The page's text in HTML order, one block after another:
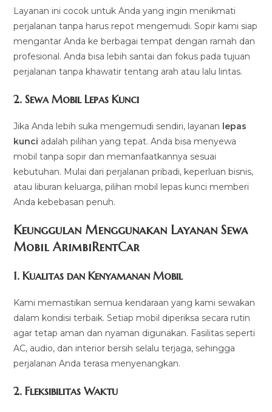
Layanan ini cocok untuk Anda yang ingin menikmati
perjalanan tanpa harus repot mengemudi. Sopir kami siap
mengantar Anda ke berbagai tempat dengan ramah dan
profesional. Anda bisa lebih santai dan fokus pada tujuan
perjalanan tanpa khawatir tentang arah atau lalu lintas.
2.Sewa Mobil Lepas Kunci
Jika Anda lebih suka mengemudi sendiri, layanan lepas
kunci adalah pilihan yang tepat. Anda bisa menyewa
mobil tanpa sopir dan memanfaatkannya sesuai
kebutuhan. Mulai dari perjalanan pribadi, keperluan bisnis,
atau liburan keluarga, pilihan mobil lepas kunci memberi
Anda kebebasan penuh.
Keunggulan Menggunakan Layanan Sewa
Mobil ArimbiRentCar
1.Kualitas dan Kenyamanan Mobil
Kami memastikan semua kendaraan yang kami sewakan
dalam kondisi terbaik. Setiap mobil diperiksa secara rutin
agar tetap aman dan nyaman digunakan. Fasilitas seperti
AC, audio, dan interior bersih selalu terjaga, sehingga
perjalanan Anda terasa menyenangkan.
2.Fleksibilitas Waktu